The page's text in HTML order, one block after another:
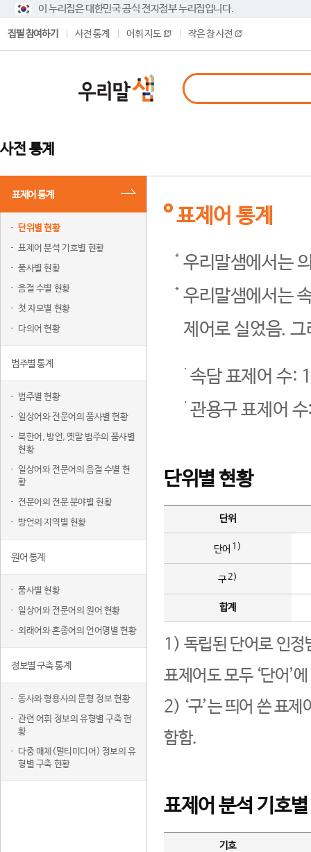
이 누리집은 대한민국 공식 전자정부 누리집입니다.
집필 참여하기 사전 통계 어휘 지도 작은 창 사전
사전 통계
표제어 통계
단위별 현황
표제어 분석 기호별 현황
품사별 현황
음절 수별 현황
첫 자모별 현황
다의어 현황
범주별 통계
범주별 현황
일상어와 전문어의 품사별 현황
북한어, 방언, 옛말 범주의 품사별
현황
일상어와 전문어의 음절 수별 현
황
전문어의 전문 분야별 현황
방언의 지역별 현황
원어 통계
품사별 현황
일상어와 전문어의 원어 현황
외래어와 혼종어의 언어명별 현황
정보별 구축 통계
동사와 형용사의 문형 정보 현황
관련 어휘 정보의 유형별 구축 현
황
다중 매체(멀티미디어) 정보의 유
형별 구축 현황
표제어 통계
우리말샘에서는
우리말샘에서는
제어로 실었음.
속담 표제어 수:
관용구 표제어
단위별 현황
단위
단어 1)
구2)
합계
1) 독립된 단어로 인정
표제어도 모두 ‘단어’
2) ‘구’는 띄어 쓴 표
함함.
표제어 분석 기호
기호